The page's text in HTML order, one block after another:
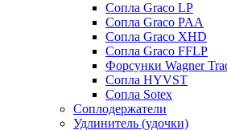
Сопла Graco LP
Сопла Graco PAA
Сопла Graco XHD
Сопла Graco FFLP
Форсунки Wagner
Сопла HYVST
Сопла Sotex
Соплодержатели
Удлинитель (удочки)